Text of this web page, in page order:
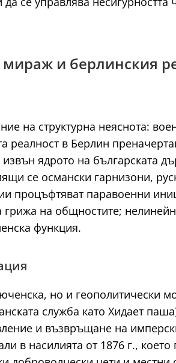
мираж и берлинския
на структурна неяснота:
в Берлин
ядрото на българската
се османски гарнизони,
процъфтяват паравоенни
на общностите;
функция.
но и геополитически
служба като Хидает
и възвръщане на
в насилията от 1876 г.,